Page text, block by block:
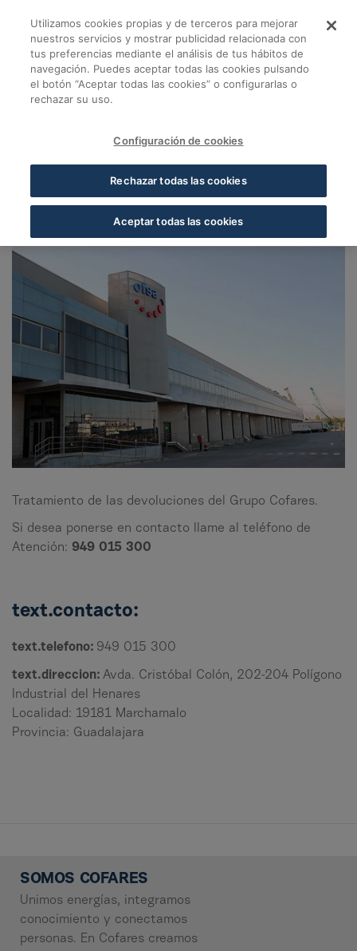
Ofsa. Plataforma
Volver a Almacenes Cofares
Guadalajara
(Marchamalo)
19181, Guadalajara, Guadalajara
Tratamiento de las devoluciones del Grupo Cofares.
Si desea ponerse en contacto llame al teléfono de
Atención: 949 015 300
text.contacto:
text.telefono: 949 015 300
text.direccion: Avda. Cristóbal Colón, 202-204 Polígono
Industrial del Henares
Localidad: 19181 Marchamalo
Provincia: Guadalajara
SOMOS COFARES
Unimos energías, integramos
conocimiento y conectamos
personas. En Cofares creamos
Utilizamos cookies propias y de terceros para mejorar
nuestros servicios y mostrar publicidad relacionada con
tus preferencias mediante el análisis de tus hábitos de
navegación. Puedes aceptar todas las cookies pulsando
el botón “Aceptar todas las cookies” o configurarlas o
rechazar su uso.
Configuración de cookies
Rechazar todas las cookies
Aceptar todas las cookies